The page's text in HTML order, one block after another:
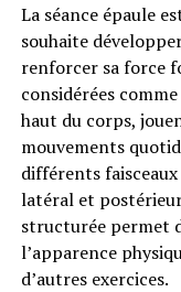
La séance épaule
souhaite
renforcer sa force
considérées
haut du corps,
mouvements
différents
latéral et
structurée permet
l’apparence
d’autres exercices.